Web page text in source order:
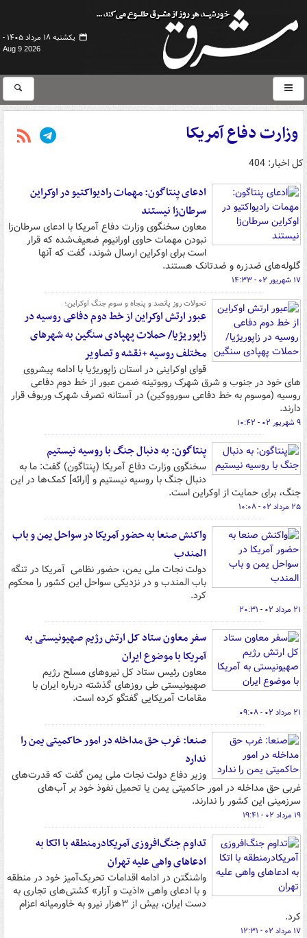
یکشنبه ۱۸ مرداد ۱۴۰۵ -
Aug 9 2026
وزارت دفاع آمریکا
کل اخبار: 404
ادعای پنتاگون: مهمات رادیواکتیو در اوکراین
سرطان‌زا نیستند
معاون سخنگوی وزارت دفاع آمریکا با ادعای سرطان‌زا
نبودن مهمات حاوی اورانیوم ضعیف‌شده که قرار
است برای اوکراین ارسال شوند، گفت که آنها
گلوله‌های ضدزره و ضدتانک هستند.
۱۷ شهریور ۰۲ - ۱۴:۳۳
تحولات روز پانصد و پنجاه و سوم جنگ اوکراین؛
عبور ارتش اوکراین از خط دوم دفاعی روسیه در
زاپوریژیا/ حملات پهپادی سنگین به شهرهای
مختلف روسیه +نقشه و تصاویر
قوای اوکراینی در استان زاپوریژیا با ادامه پیشروی
های خود در جنوب و شرق شهرک روبوتینه ضمن عبور از خط دوم دفاعی
روسیه (موسوم به خط دفاعی سورووکین) در آستانه تصرف شهرک وربوف قرار
دارند.
۹ شهریور ۰۲ - ۱۰:۴۲
پنتاگون: به دنبال جنگ با روسیه نیستیم
سخنگوی وزارت دفاع آمریکا (پنتاگون) گفت: ما به
دنبال جنگ با روسیه نیستیم و [ارائه] کمک‌ها در این
جنگ، برای حمایت از اوکراین است.
۲۵ مرداد ۰۲ - ۱۰:۰۸
واکنش صنعا به حضور آمریکا در سواحل یمن و باب
المندب
دولت نجات ملی یمن، حضور نظامی آمریکا در تنگه
باب المندب و در نزدیکی سواحل این کشور را محکوم
کرد.
۲۱ مرداد ۰۲ - ۲۰:۳۱
سفر معاون ستاد کل ارتش رژیم صهیونیستی به
آمریکا با موضوع ایران
معاون رئیس ستاد کل نیروهای مسلح رژیم
صهیونیستی طی روزهای گذشته درباره ایران با
مقامات آمریکایی گفتگو کرده است.
۲۱ مرداد ۰۲ - ۰۹:۰۸
صنعا: غرب حق مداخله در امور حاکمیتی یمن را
ندارد
وزیر دفاع دولت نجات ملی یمن گفت که قدرت‌های
غربی حق مداخله در امور حاکمیتی یمن یا تحمیل نفوذ خود بر آب‌های
سرزمینی این کشور را ندارند.
۱۹ مرداد ۰۲ - ۱۹:۴۱
تداوم جنگ‌افروزی آمریکادرمنطقه با اتکا به
ادعاهای واهی علیه تهران
واشنگتن در ادامه اقدامات تحریک‌آمیز خود در منطقه
و با ادعای واهی «اذیت و آزار» کشتی‌های تجاری به
دست ایران، بیش از ۳هزار نیرو به خاورمیانه اعزام
کرد.
۱۷ مرداد ۰۲ - ۱۲:۳۱